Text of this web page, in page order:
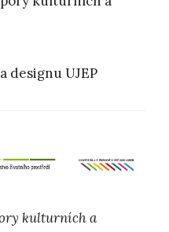
designu UJEP
kulturních a